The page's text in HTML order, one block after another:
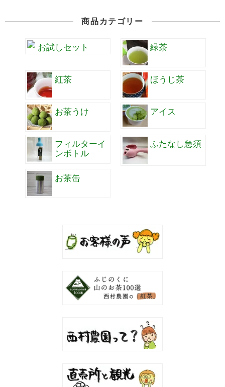
商品カテゴリー
お試しセット 緑茶
紅茶 ほうじ茶
お茶うけ アイス
フィルターイ
ンボトル
ふたなし急須
お茶缶